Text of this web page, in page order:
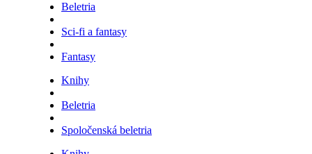
Beletria
Sci-fi a fantasy
Fantasy
Knihy
Beletria
Spoločenská beletria